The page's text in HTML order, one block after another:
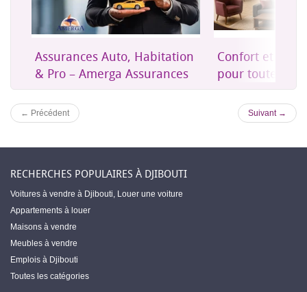
Confort et mobilier moderne
pour toute la maison
Une
accessible à
← Précédent Suivant →
RECHERCHES POPULAIRES À DJIBOUTI
Voitures à vendre à Djibouti, Louer une voiture
Appartements à louer
Maisons à vendre
Meubles à vendre
Emplois à Djibouti
Toutes les catégories